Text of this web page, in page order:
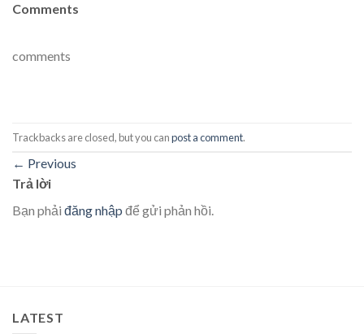
Comments
comments
Trackbacks are closed, but you canpost a comment.
← Previous
Trả lời
Bạn phải đăng nhập để gửi phản hồi.
LATEST